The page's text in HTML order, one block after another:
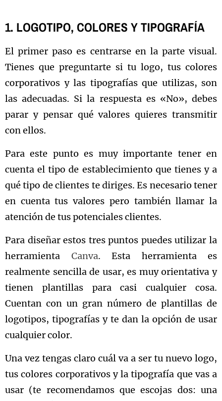
1. LOGOTIPO, COLORES Y TIPOGRAFÍA
El primer paso es centrarse en la parte visual.
Tienes que preguntarte si tu logo, tus colores
corporativos y las tipografías que utilizas, son
las adecuadas. Si la respuesta es «No», debes
parar y pensar qué valores quieres transmitir
con ellos.
Para este punto es muy importante tener en
cuenta el tipo de establecimiento que tienes y a
qué tipo de clientes te diriges. Es necesario tener
en cuenta tus valores pero también llamar la
atención de tus potenciales clientes.
Para diseñar estos tres puntos puedes utilizar la
herramienta Canva. Esta herramienta es
realmente sencilla de usar, es muy orientativa y
tienen plantillas para casi cualquier cosa.
Cuentan con un gran número de plantillas de
logotipos, tipografías y te dan la opción de usar
cualquier color.
Una vez tengas claro cuál va a ser tu nuevo logo,
tus colores corporativos y la tipografía que vas a
usar (te recomendamos que escojas dos: una